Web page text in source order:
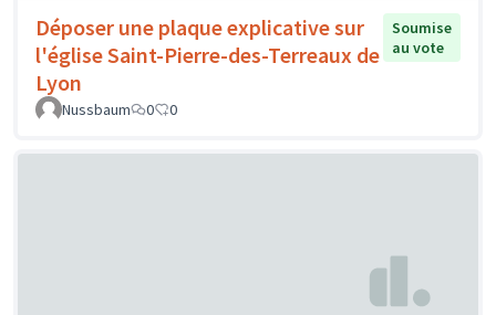
Déposer une plaque explicative sur
l'église Saint-Pierre-des-Terreaux de
Lyon
Soumise
au vote
Nussbaum 0 0